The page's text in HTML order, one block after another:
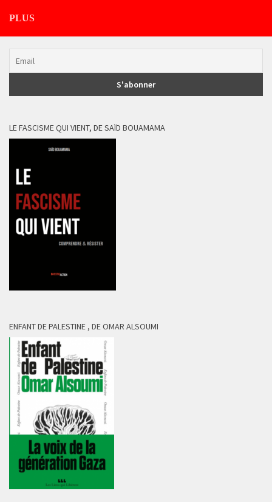
PLUS
LE FASCISME QUI VIENT, DE SAÏD BOUAMAMA
ENFANT DE PALESTINE , DE OMAR ALSOUMI